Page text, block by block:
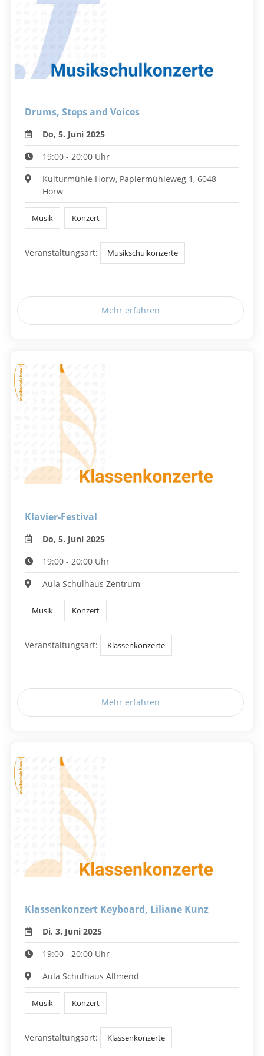
Drums, Steps and Voices
Do, 5. Juni 2025
19:00 - 20:00 Uhr
Kulturmühle Horw, Papiermühleweg 1, 6048
Horw
Musik Konzert
Veranstaltungsart: Musikschulkonzerte
Mehr erfahren
Klavier-Festival
Do, 5. Juni 2025
19:00 - 20:00 Uhr
Aula Schulhaus Zentrum
Musik Konzert
Veranstaltungsart: Klassenkonzerte
Mehr erfahren
Klassenkonzert Keyboard, Liliane Kunz
Di, 3. Juni 2025
19:00 - 20:00 Uhr
Aula Schulhaus Allmend
Musik Konzert
Veranstaltungsart: Klassenkonzerte